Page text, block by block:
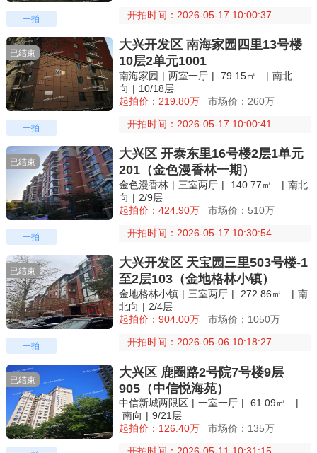
一拍 开拍时间：2026-05-17 10:00:37
一拍
大兴开发区 南海家园四里13号楼
10层2单元1001
南海家园 | 两室一厅 | 79.15㎡ | 南北
向 | 10/18层
起拍价：219.80万
市场价：260万
开拍时间：2026-05-17 10:00:41
已结束
一拍
大兴区 开泰东里16号楼2层1单元
201（金色漫香林一期）
金色漫香林 | 三室两厅 | 140.77㎡ | 南北
向 | 2/9层
起拍价：424.90万
市场价：510万
开拍时间：2026-05-17 10:30:54
已结束
一拍
大兴开发区 天宝园三里503号楼-1
至2层103（金地格林小镇）
金地格林小镇 | 三室两厅 | 272.86㎡ | 南
北向 | 2/4层
起拍价：904.00万
市场价：1050万
开拍时间：2026-05-06 10:18:27
已结束
大兴区 鹿圈路2号院7号楼9层
905（中信悦海苑）
中信新城两限区 | 一室一厅 | 61.09㎡
|
南向 | 9/21层
起拍价：126.40万
市场价：135万
已结束